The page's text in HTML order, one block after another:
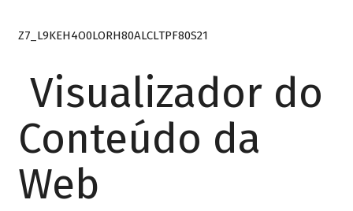
Z7_L9KEH4O0LORH80ALCLTPF80S21
Visualizador do
Conteúdo da
Web